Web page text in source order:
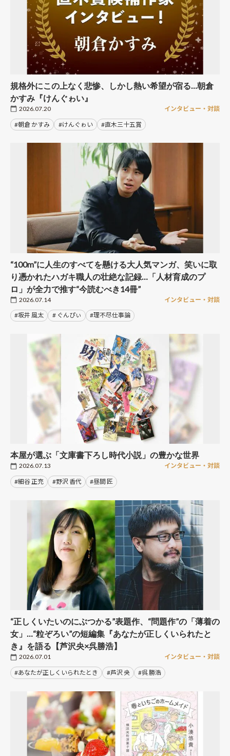
規格外にこの上なく悲惨、しかし熱い希望が宿る…朝倉
かすみ『けんぐゎい』
2026.07.20 インタビュー・対談
#朝倉 かすみ #けんぐゎい #直木三十五賞
“100m”に人生のすべてを懸ける大人気マンガ、笑いに取
り憑かれたハガキ職人の壮絶な記録…「人材育成のプ
ロ」が全力で推す“今読むべき14冊”
2026.07.14 インタビュー・対談
#坂井 風太 # ぐんぴぃ #理不尽仕事論
本屋が選ぶ「文庫書下ろし時代小説」の豊かな世界
2026.07.13 インタビュー・対談
#細谷 正充 #野沢 香代 #昼間 匠
“正しくいたいのにぶつかる”表題作、“問題作”の「薄着の
女」…“粒ぞろい”の短編集『あなたが正しくいられたと
き』を語る【芦沢央×呉勝浩】
2026.07.01 インタビュー・対談
#あなたが正しくいられたとき #芦沢 央 #呉 勝浩